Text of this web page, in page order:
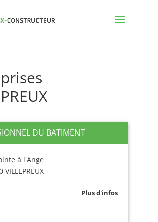
DU BATIMENT
à l'Ange
VILLEPREUX
Plus d'infos